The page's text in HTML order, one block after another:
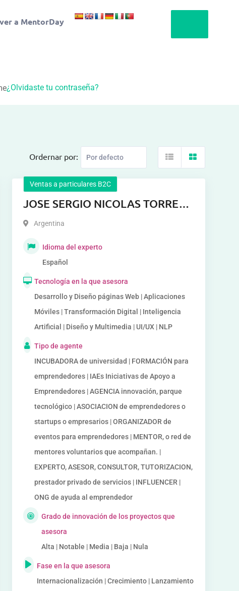
a MentorDay
¿Olvidaste tu contraseña?
Ordernar por:
Ventas a particulares B2C
JOSE SERGIO NICOLAS TORRES
GIMENEZ
Argentina
Idioma del experto
Español
Tecnología en la que asesora
Desarrollo y Diseño páginas Web | Aplicaciones
Móviles | Transformación Digital | Inteligencia
Artificial | Diseño y Multimedia | UI/UX | NLP
Tipo de agente
INCUBADORA de universidad | FORMACIÓN para
emprendedores | IAEs Iniciativas de Apoyo a
Emprendedores | AGENCIA innovación, parque
tecnológico | ASOCIACION de emprendedores o
startups o empresarios | ORGANIZADOR de
eventos para emprendedores | MENTOR, o red de
mentores voluntarios que acompañan. |
EXPERTO, ASESOR, CONSULTOR, TUTORIZACION,
prestador privado de servicios | INFLUENCER |
ONG de ayuda al emprendedor
Grado de innovación de los proyectos que
asesora
Alta | Notable | Media | Baja | Nula
Fase en la que asesora
Internacionalización | Crecimiento | Lanzamiento